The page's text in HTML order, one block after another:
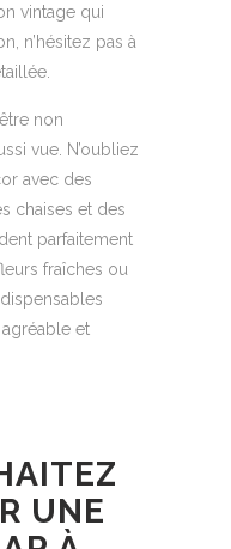
vintage qui
n’hésitez pas à
non
vue. N’oubliez
avec des
chaises et des
parfaitement
fleurs fraîches ou
et
UNE